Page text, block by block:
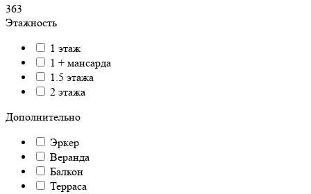
363
Этажность
1 этаж
1 + мансарда
1.5 этажа
2 этажа
Дополнительно
Эркер
Веранда
Балкон
Терраса